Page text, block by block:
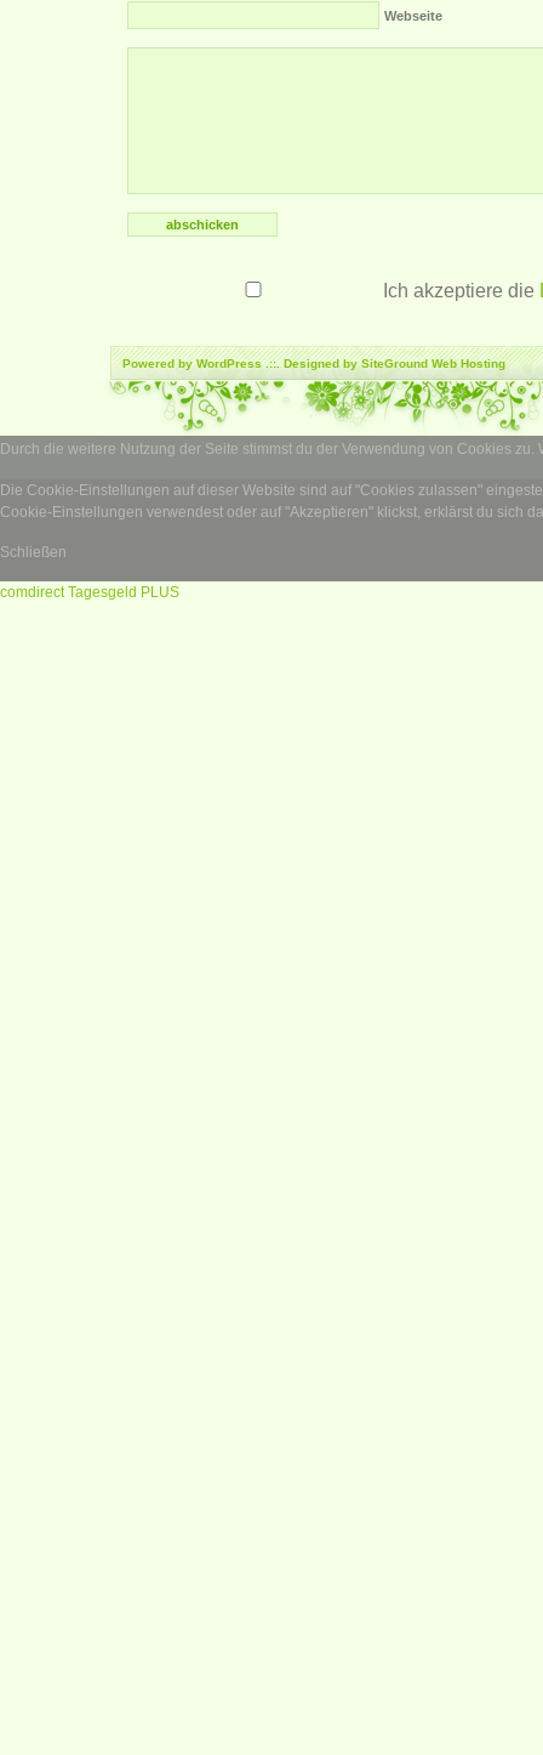
Webseite
Ich akzeptiere die
Powered byWordPress.::. Designed by SiteGroundWeb Hosting
Durch die weitere Nutzung der Seite stimmst du der Verwendung von Cookies zu.
Die Cookie-Einstellungen auf dieser Website sind auf "Cookies zulassen"
Cookie-Einstellungen verwendest oder auf "Akzeptieren" klickst, erklärst du sich
Schließen
comdirect Tagesgeld PLUS